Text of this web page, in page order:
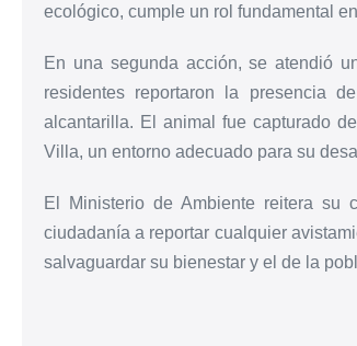
ecológico, cumple un rol fundamental
En una segunda acción, se atendió
residentes reportaron la presencia
alcantarilla. El animal fue capturado
Villa, un entorno adecuado para su
El Ministerio de Ambiente reitera
ciudadanía a reportar cualquier
salvaguardar su bienestar y el de la